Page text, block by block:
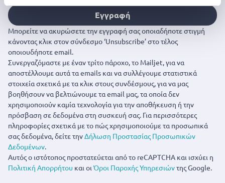
Εγγραφή
Μπορείτε να ακυρώσετε την εγγραφή σας οποιαδήποτε στιγμή
κάνοντας κλικ στον σύνδεσμο ‘Unsubscribe’ στο τέλος
οποιουδήποτε email.
Συνεργαζόμαστε με έναν τρίτο πάροχο, το Mailjet, για να
αποστέλλουμε αυτά τα emails και να συλλέγουμε στατιστικά
στοιχεία σχετικά με τα κλικ στους συνδέσμους, για να μας
βοηθήσουν να βελτιώνουμε τα email μας, τα οποία δεν
χρησιμοποιούν καμία τεχνολογία για την αποθήκευση ή την
πρόσβαση σε δεδομένα στη συσκευή σας. Για περισσότερες
πληροφορίες σχετικά με το πώς χρησιμοποιούμε τα προσωπικά
σας δεδομένα, δείτε τηνΔήλωση Προστασίας Προσωπικών
Δεδομένων.
Αυτός ο ιστότοπος προστατεύεται από το reCAPTCHA και ισχύει η
Πολιτική Απορρήτου και οιΌροι Παροχής Υπηρεσιώντης Google.